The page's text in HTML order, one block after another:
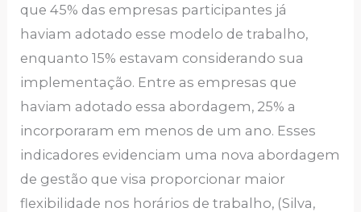
que 45% das empresas participantes já
haviam adotado esse modelo de trabalho,
enquanto 15% estavam considerando sua
implementação. Entre as empresas que
haviam adotado essa abordagem, 25% a
incorporaram em menos de um ano. Esses
indicadores evidenciam uma nova abordagem
de gestão que visa proporcionar maior
flexibilidade nos horários de trabalho, (Silva,